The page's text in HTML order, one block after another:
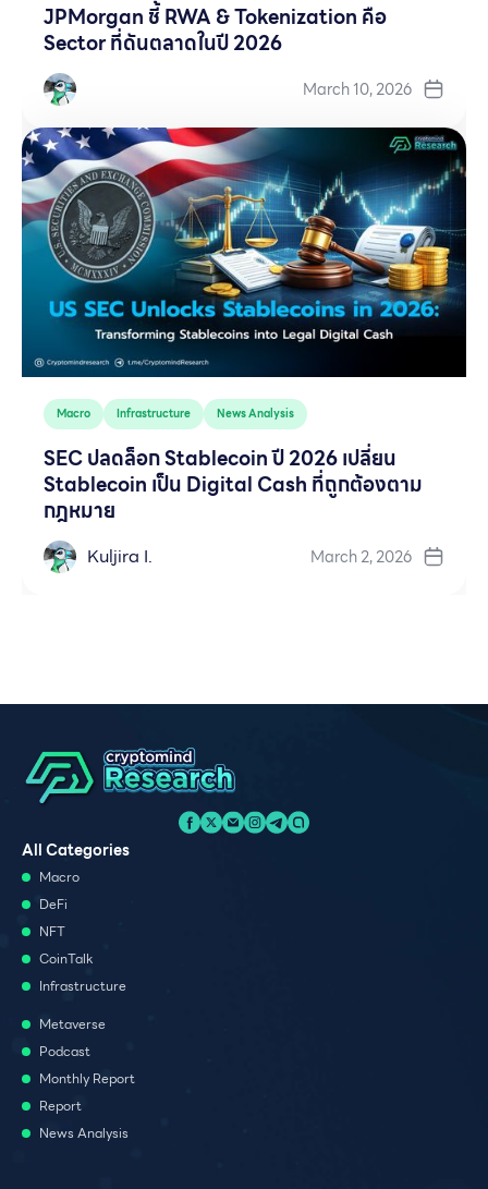
JPMorgan ชี้ RWA & Tokenization คือ
Sector ที่ดันตลาดในปี 2026
March 10, 2026
Macro Infrastructure News Analysis
SEC ปลดล็อก Stablecoin ปี 2026 เปลี่ยน
Stablecoin เป็น Digital Cash ที่ถูกต้องตาม
กฎหมาย
Kuljira I. March 2, 2026
All Categories
Macro
DeFi
NFT
CoinTalk
Infrastructure
Metaverse
Podcast
Monthly Report
Report
News Analysis